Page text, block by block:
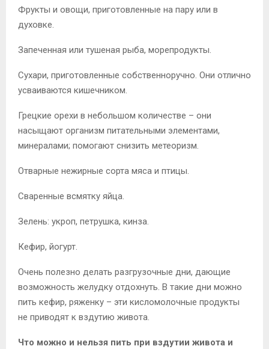
Фрукты и овощи, приготовленные на пару или в
духовке.
Запеченная или тушеная рыба, морепродукты.
Сухари, приготовленные собственноручно. Они отлично
усваиваются кишечником.
Грецкие орехи в небольшом количестве – они
насыщают организм питательными элементами,
минералами; помогают снизить метеоризм.
Отварные нежирные сорта мяса и птицы.
Сваренные всмятку яйца.
Зелень: укроп, петрушка, кинза.
Кефир, йогурт.
Очень полезно делать разгрузочные дни, дающие
возможность желудку отдохнуть. В такие дни можно
пить кефир, ряженку – эти кисломолочные продукты
не приводят к вздутию живота.
Что можно и нельзя пить при вздутии живота и